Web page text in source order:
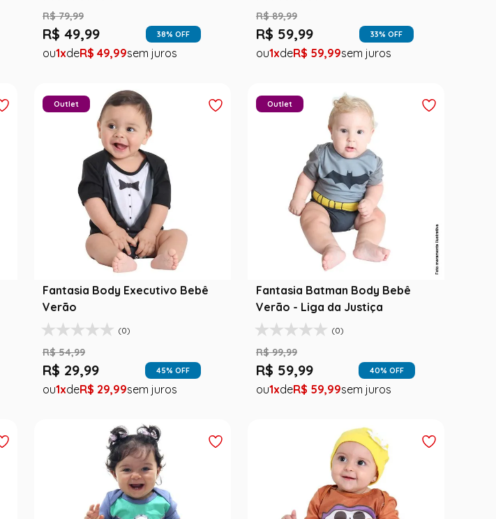
R$ 79,99
R$ 49,99 38% OFF
1 R$ 49,99
R$ 89,99
R$ 59,99 33% OFF
1 R$ 59,99
Fantasia Body Executivo Bebê
Verão
(0)
Outlet
R$ 54,99
R$ 29,99 45% OFF
1 R$ 29,99
Fantasia Batman Body Bebê
Verão - Liga da Justiça
(0)
Outlet
R$ 99,99
R$ 59,99 40% OFF
1 R$ 59,99